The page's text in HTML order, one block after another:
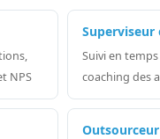
NPS
Suivi en
coaching des